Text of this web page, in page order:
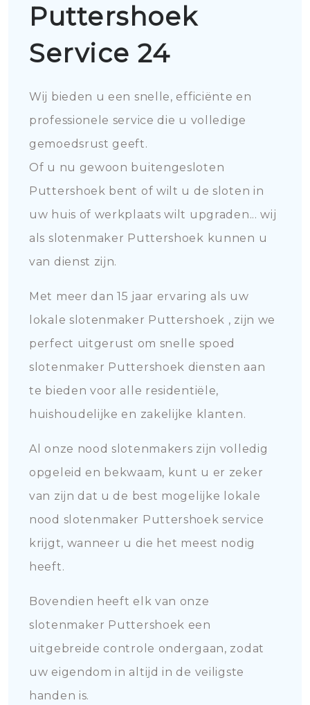
Puttershoek
Service 24
Wij bieden u een snelle, efficiënte en
professionele service die u volledige
gemoedsrust geeft.
Of u nu gewoon buitengesloten
Puttershoek bent of wilt u de sloten in
uw huis of werkplaats wilt upgraden... wij
als slotenmaker Puttershoek kunnen u
van dienst zijn.
Met meer dan 15 jaar ervaring als uw
lokale slotenmaker Puttershoek , zijn we
perfect uitgerust om snelle spoed
slotenmaker Puttershoek diensten aan
te bieden voor alle residentiële,
huishoudelijke en zakelijke klanten.
Al onze nood slotenmakers zijn volledig
opgeleid en bekwaam, kunt u er zeker
van zijn dat u de best mogelijke lokale
nood slotenmaker Puttershoek service
krijgt, wanneer u die het meest nodig
heeft.
Bovendien heeft elk van onze
slotenmaker Puttershoek een
uitgebreide controle ondergaan, zodat
uw eigendom in altijd in de veiligste
handen is.